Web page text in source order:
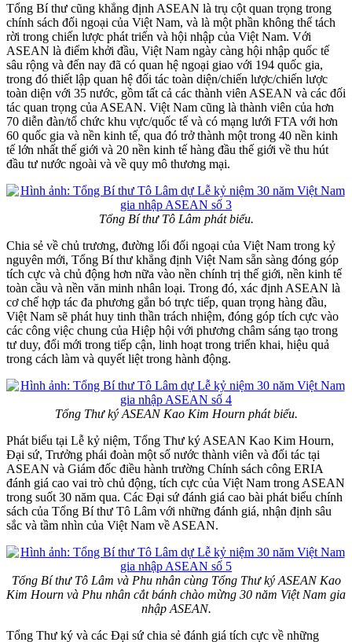
Tổng Bí thư cũng khẳng định ASEAN là trụ cột quan trọng trong
chính sách đối ngoại của Việt Nam, và là một phần không thể tách
rời trong chiến lược phát triển và hội nhập của Việt Nam. Với
ASEAN là điểm khởi đầu, Việt Nam ngày càng hội nhập quốc tế
sâu rộng và đến nay đã có quan hệ ngoại giao với 194 quốc gia,
trong đó thiết lập quan hệ đối tác toàn diện/chiến lược/chiến lược
toàn diện với 35 nước, gồm tất cả các thành viên ASEAN và các đối
tác quan trọng của ASEAN. Việt Nam cũng là thành viên của hơn
70 diễn đàn/tổ chức khu vực/quốc tế và có mạng lưới FTA với hơn
60 quốc gia và nền kinh tế, qua đó trở thành một trong 40 nền kinh
tế lớn nhất thế giới và 20 nền kinh tế hàng đầu thế giới về thu hút
đầu tư nước ngoài và về quy mô thương mại.
Tổng Bí thư Tô Lâm phát biểu.
Chia sẻ về chủ trương, đường lối đối ngoại của Việt Nam trong kỷ
nguyên mới, Tổng Bí thư khẳng định Việt Nam sẵn sàng đóng góp
tích cực và chủ động hơn nữa vào nền chính trị thế giới, nền kinh tế
toàn cầu và nền văn minh nhân loại. Trong đó, xác định ASEAN là
cơ chế hợp tác đa phương gắn bó trực tiếp, quan trọng hàng đầu,
Việt Nam sẽ phát huy tinh thần trách nhiệm, đóng góp tích cực vào
các công việc chung của Hiệp hội với phương châm sáng tạo trong
tư duy, đổi mới trong tiếp cận, linh hoạt trong triển khai, hiệu quả
trong cách làm và quyết liệt trong hành động.
Tổng Thư ký ASEAN Kao Kim Hourn phát biểu.
Phát biểu tại Lễ kỷ niệm, Tổng Thư ký ASEAN Kao Kim Hourn,
Đại sứ, Trưởng phái đoàn một số nước thành viên và đối tác tại
ASEAN và Giám đốc điều hành trường Chính sách công ERIA
đánh giá cao vai trò chủ động, tích cực của Việt Nam trong ASEAN
trong suốt 30 năm qua. Các Đại sứ đánh giá cao bài phát biểu chính
sách của Tổng Bí thư Tô Lâm với những đánh giá, nhận định sâu
sắc và tầm nhìn của Việt Nam về ASEAN.
Tổng Bí thư Tô Lâm và Phu nhân cùng Tổng Thư ký ASEAN Kao
Kim Hourn và Phu nhân cắt bánh chào mừng 30 năm Việt Nam gia
nhập ASEAN.
Tổng Thư ký và các Đại sứ chia sẻ đánh giá tích cực về những